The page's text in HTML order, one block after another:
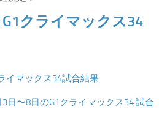
クライマックス34
イマックス34試合結果
日〜8日のG1クライマックス34 試合